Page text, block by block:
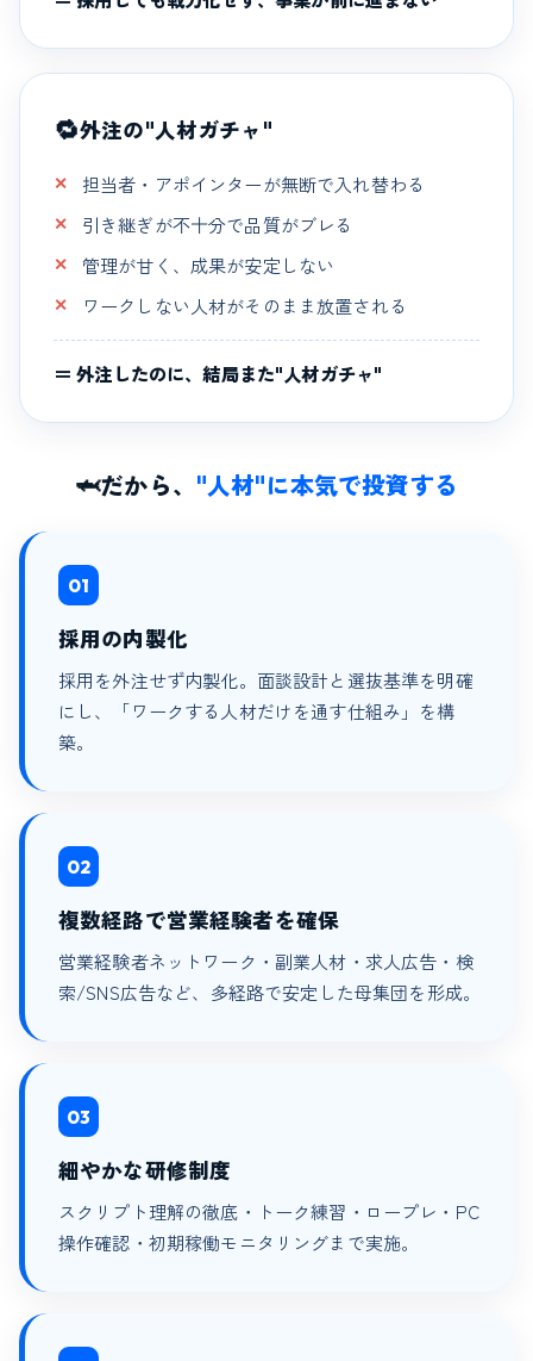
🔁外注の"人材ガチャ"
担当者・アポインターが無断で入れ替わる
引き継ぎが不十分で品質がブレる
管理が甘く、成果が安定しない
ワークしない人材がそのまま放置される
＝ 外注したのに、結局また"人材ガチャ"
🦈だから、 "人材"に本気で投資する
01
採用の内製化
採用を外注せず内製化。面談設計と選抜基準を明確
にし、「ワークする人材だけを通す仕組み」を構
築。
02
複数経路で営業経験者を確保
営業経験者ネットワーク・副業人材・求人広告・検
索/SNS広告など、多経路で安定した母集団を形成。
03
細やかな研修制度
スクリプト理解の徹底・トーク練習・ロープレ・PC
操作確認・初期稼働モニタリングまで実施。